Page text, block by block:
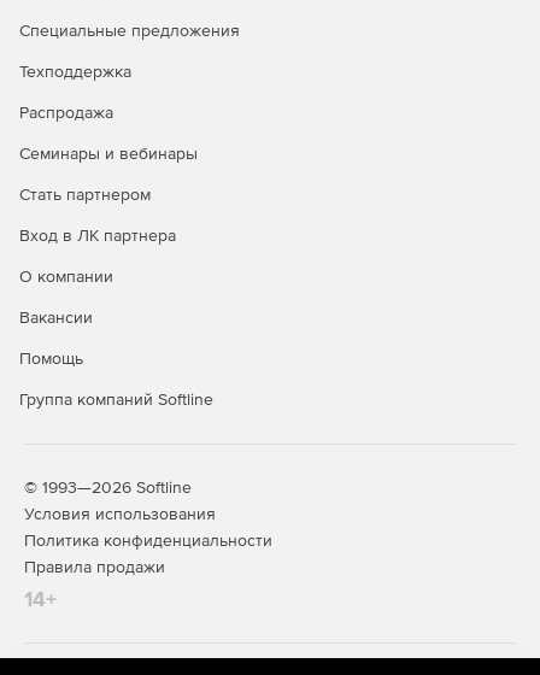
Специальные предложения
Техподдержка
Распродажа
Семинары и вебинары
Стать партнером
Вход в ЛК партнера
О компании
Вакансии
Помощь
Группа компаний Softline
© 1993—2026 Softline
Условия использования
Политика конфиденциальности
Правила продажи
14+